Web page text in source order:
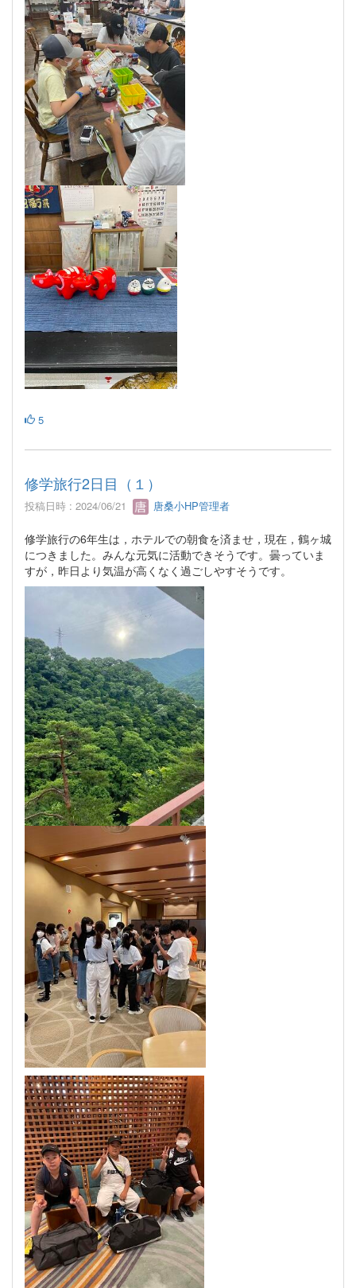
5
修学旅行2日目（１）
投稿日時 : 2024/06/21 唐桑小HP管理者
修学旅行の6年生は，ホテルでの朝食を済ませ，現在，鶴ヶ城
につきました。みんな元気に活動できそうです。曇っていま
すが，昨日より気温が高くなく過ごしやすそうです。